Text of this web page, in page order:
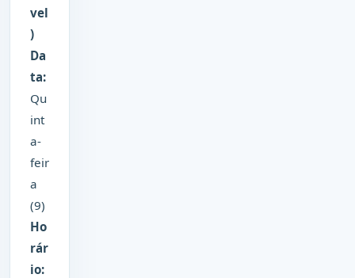
vel
)
Da
ta:
Qu
int
a-
feir
a
(9)
Ho
rár
io: